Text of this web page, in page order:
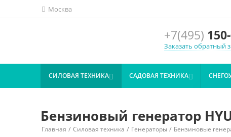
Москва
+7(495)
Заказать обратный
СИЛОВАЯ ТЕХНИКА САДОВАЯ ТЕХНИКА
Бензиновый генератор
Главная / Силовая техника / Генераторы / Бензиновые